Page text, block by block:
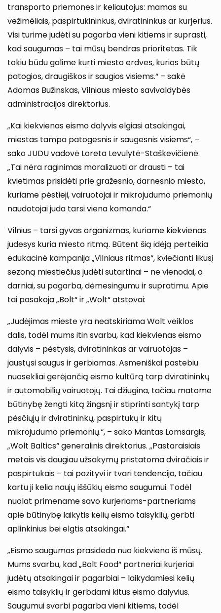
transporto priemones ir keliautojus: mamas su
vežimėliais, paspirtukininkus, dviratininkus ar kurjerius.
Visi turime judėti su pagarba vieni kitiems ir suprasti,
kad saugumas – tai mūsų bendras prioritetas. Tik
tokiu būdu galime kurti miesto erdves, kurios būtų
patogios, draugiškos ir saugios visiems.“ – sakė
Adomas Bužinskas, Vilniaus miesto savivaldybės
administracijos direktorius.
„Kai kiekvienas eismo dalyvis elgiasi atsakingai,
miestas tampa patogesnis ir saugesnis visiems“, –
sako JUDU vadovė Loreta Levulytė-Staškevičienė.
„Tai nėra raginimas moralizuoti ar drausti – tai
kvietimas prisidėti prie gražesnio, darnesnio miesto,
kuriame pėstieji, vairuotojai ir mikrojudumo priemonių
naudotojai juda tarsi viena komanda.“
Vilnius – tarsi gyvas organizmas, kuriame kiekvienas
judesys kuria miesto ritmą. Būtent šią idėją perteikia
edukacinė kampanija „Vilniaus ritmas“, kviečianti likusį
sezoną miestiečius judėti sutartinai – ne vienodai, o
darniai, su pagarba, dėmesingumu ir supratimu. Apie
tai pasakoja „Bolt“ ir „Wolt“ atstovai:
„Judėjimas mieste yra neatskiriama Wolt veiklos
dalis, todėl mums itin svarbu, kad kiekvienas eismo
dalyvis – pėstysis, dviratininkas ar vairuotojas –
jaustųsi saugus ir gerbiamas. Asmeniškai pastebiu
nuosekliai gerėjančią eismo kultūrą tarp dviratininkų
ir automobilių vairuotojų. Tai džiugina, tačiau matome
būtinybę žengti kitą žingsnį ir stiprinti santykį tarp
pėsčiųjų ir dviratininkų, paspirtukų ir kitų
mikrojudumo priemonių.“, – sako Mantas Lomsargis,
„Wolt Baltics“ generalinis direktorius. „Pastaraisiais
metais vis daugiau užsakymų pristatoma dviračiais ir
paspirtukais – tai pozityvi ir tvari tendencija, tačiau
kartu ji kelia naujų iššūkių eismo saugumui. Todėl
nuolat primename savo kurjeriams-partneriams
apie būtinybę laikytis kelių eismo taisyklių, gerbti
aplinkinius bei elgtis atsakingai.“
„Eismo saugumas prasideda nuo kiekvieno iš mūsų.
Mums svarbu, kad „Bolt Food“ partneriai kurjeriai
judėtų atsakingai ir pagarbiai – laikydamiesi kelių
eismo taisyklių ir gerbdami kitus eismo dalyvius.
Saugumui svarbi pagarba vieni kitiems, todėl